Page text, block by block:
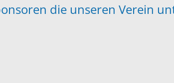
die unseren Verein